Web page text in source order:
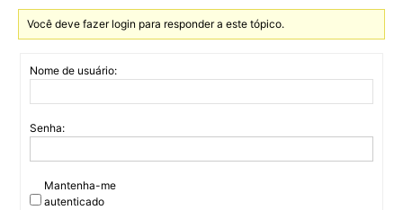
Você deve fazer login para responder a este tópico.
Nome de usuário:
Senha:
Mantenha-me
autenticado